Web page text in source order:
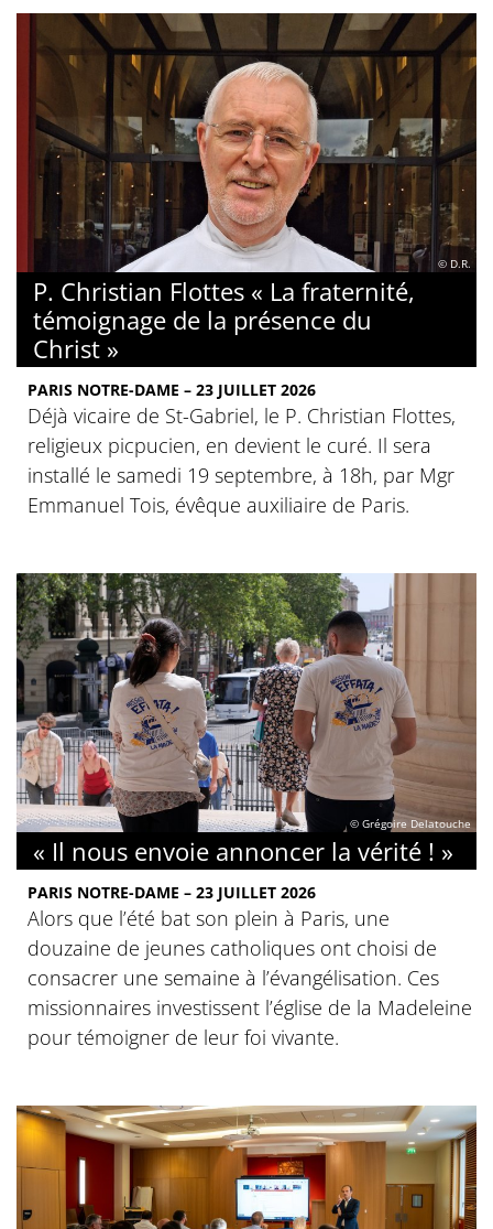
© D.R.
P. Christian Flottes « La fraternité,
témoignage de la présence du
Christ »
PARIS NOTRE-DAME – 23 JUILLET 2026
Déjà vicaire de St-Gabriel, le P. Christian Flottes,
religieux picpucien, en devient le curé. Il sera
installé le samedi 19 septembre, à 18h, par Mgr
Emmanuel Tois, évêque auxiliaire de Paris.
© Grégoire Delatouche
« Il nous envoie annoncer la vérité ! »
PARIS NOTRE-DAME – 23 JUILLET 2026
Alors que l’été bat son plein à Paris, une
douzaine de jeunes catholiques ont choisi de
consacrer une semaine à l’évangélisation. Ces
missionnaires investissent l’église de la Madeleine
pour témoigner de leur foi vivante.